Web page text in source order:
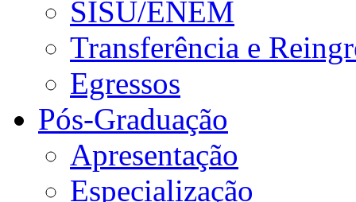
SISU/ENEM
Transferência e
Egressos
Pós-Graduação
Apresentação
Especialização